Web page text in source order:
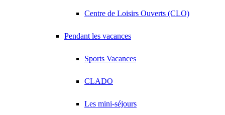
Centre de Loisirs Ouverts (CLO)
Pendant les vacances
Sports Vacances
CLADO
Les mini-séjours